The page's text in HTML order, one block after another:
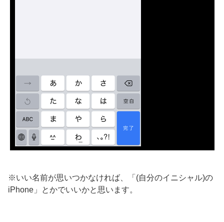
※いい名前が思いつかなければ、「(自分のイニシャル)の
iPhone」とかでいいかと思います。